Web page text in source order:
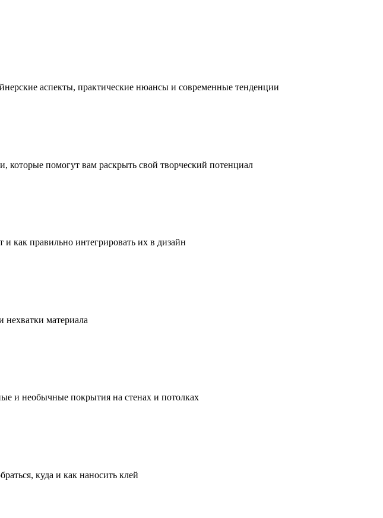
аспекты, практические нюансы и современные тенденции
которые помогут вам раскрыть свой творческий потенциал
как правильно интегрировать их в дизайн
нехватки материала
и необычные покрытия на стенах и потолках
куда и как наносить клей